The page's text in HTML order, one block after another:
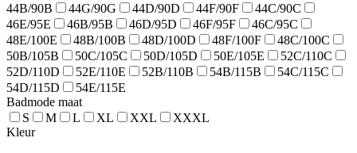
44B/90B
44G/90G 44D/90D 44F/90F
44C/90C
46E/95E
46B/95B 46D/95D 46F/95F
46C/95C
48E/100E
48B/100B 48D/100D 48F/100F
48C/100C
50B/105B
50C/105C 50D/105D 50E/105E
52C/110C
52D/110D
52E/110E 52B/110B 54B/115B
54C/115C
54D/115D
54E/115E
Badmode maat
S
M L XL XXL
XXXL
Kleur